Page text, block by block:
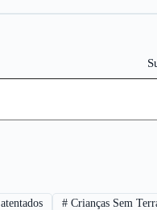
atentados # Crianças Sem